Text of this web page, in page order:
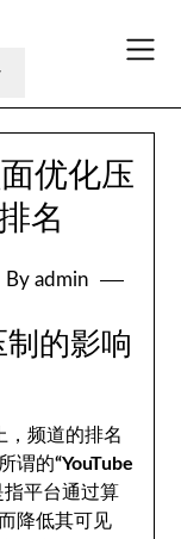
优化压
名
By admin
的影响
，频道的排名
谓的“YouTube
平台通过算
降低其可见